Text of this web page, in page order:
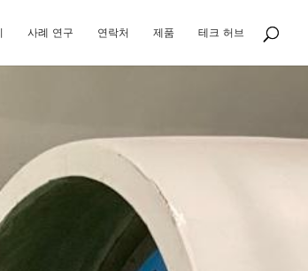
사례 연구 연락처 제품 테크 허브